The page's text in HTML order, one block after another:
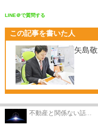
LINE＠で質問する
この記事を書いた人
矢島
不動産と関係ない話...